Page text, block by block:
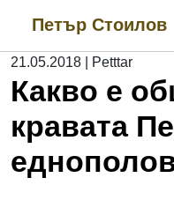
content
Петър Стоилов
21.05.2018 Petttar
Какво е
кравата